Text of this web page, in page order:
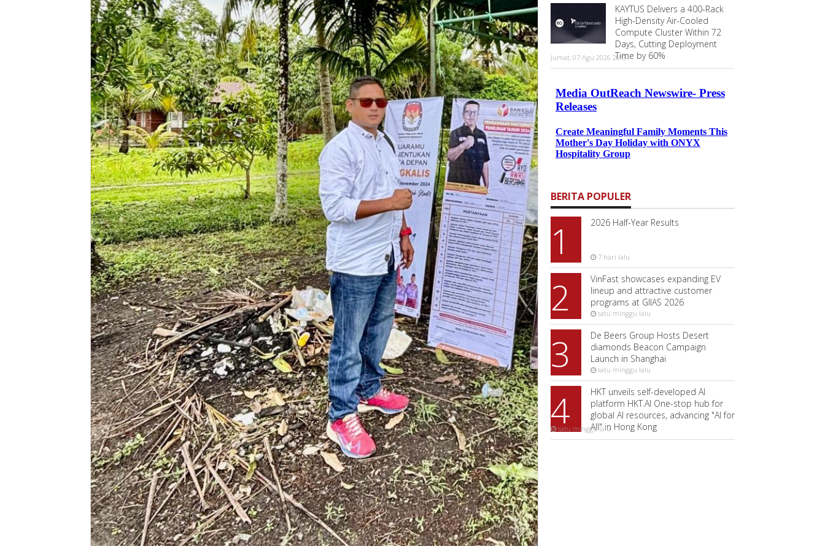
KAYTUS Delivers a 400-Rack
High-Density Air-Cooled
Compute Cluster Within 72
Days, Cutting Deployment
Time by 60%
Jumat, 07 Agu 2026 20:54
BERITA POPULER
1 2026 Half-Year Results
7 hari lalu
2
VinFast showcases expanding EV
lineup and attractive customer
programs at GIIAS 2026
satu minggu lalu
3
De Beers Group Hosts Desert
diamonds Beacon Campaign
Launch in Shanghai
satu minggu lalu
4
HKT unveils self-developed AI
platform HKT.AI One-stop hub for
global AI resources, advancing "AI for
All" in Hong Kong
satu minggu lalu